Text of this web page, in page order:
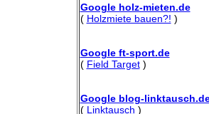
Google holz-mieten.de
( Holzmiete bauen?! )
Google ft-sport.de
( Field Target)
Google blog-
( Linktausch )